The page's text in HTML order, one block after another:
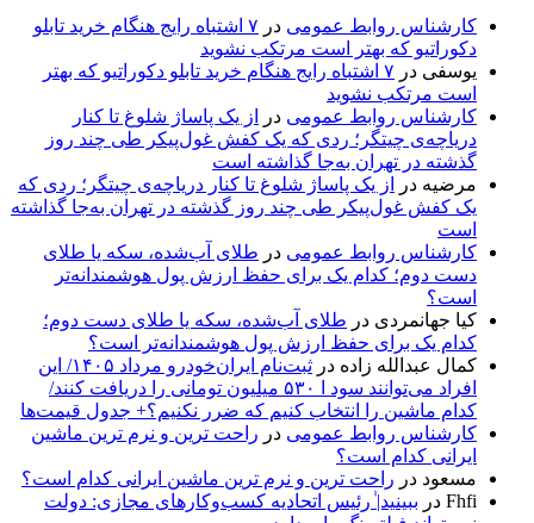
کارشناس روابط عمومی در
۷ اشتباه رایج هنگام خرید تابلو
دکوراتیو که بهتر است مرتکب نشوید
یوسفی در
۷ اشتباه رایج هنگام خرید تابلو دکوراتیو که بهتر
است مرتکب نشوید
کارشناس روابط عمومی در
از یک پاساژ شلوغ تا کنار
دریاچه‌ی چیتگر؛ ردی که یک کفش غول‌پیکر طی چند روز
گذشته در تهران به‌جا گذاشته است
مرضیه در
از یک پاساژ شلوغ تا کنار دریاچه‌ی چیتگر؛ ردی که
یک کفش غول‌پیکر طی چند روز گذشته در تهران به‌جا گذاشته
است
کارشناس روابط عمومی در طلای آب‌شده، سکه یا طلای
دست دوم؛ کدام یک برای حفظ ارزش پول هوشمندانه‌تر
است؟
کیا جهانمردی در طلای آب‌شده، سکه یا طلای دست دوم؛
کدام یک برای حفظ ارزش پول هوشمندانه‌تر است؟
کمال عبدالله زاده در
ثبت‌نام ایران‌خودرو مرداد ۱۴۰۵/ این
افراد می‌توانند سود ا ۵۳۰ میلیون تومانی را دریافت کنند/
کدام ماشین را انتخاب کنیم که ضرر نکنیم؟+ جدول قیمت‌ها
کارشناس روابط عمومی در راحت ترین و نرم ترین ماشین
ایرانی کدام است؟
مسعود در راحت ترین و نرم ترین ماشین ایرانی کدام است؟
Fhfi در ببینید| ٰرئیس اتحادیه کسب‌وکارهای مجازی: دولت